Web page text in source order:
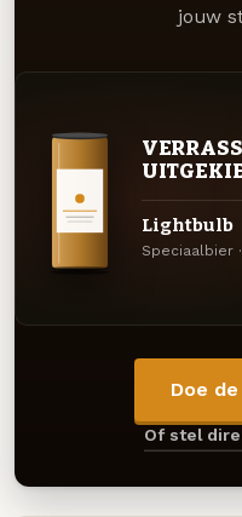
jouw
Lightbulb
Speciaalbier
Doe
Of stel